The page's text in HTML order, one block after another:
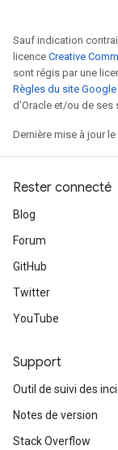
Sauf indication
licence Creative
sont régis par une
Règles du site
d'Oracle et/ou de ses
Dernière mise à jour
Rester connecté
Blog
Forum
GitHub
Twitter
YouTube
Support
Outil de suivi des
Notes de version
Stack Overflow